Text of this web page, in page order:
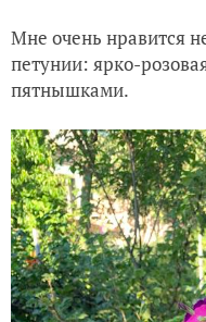
Мне очень нравится
петунии: ярко-
пятнышками.